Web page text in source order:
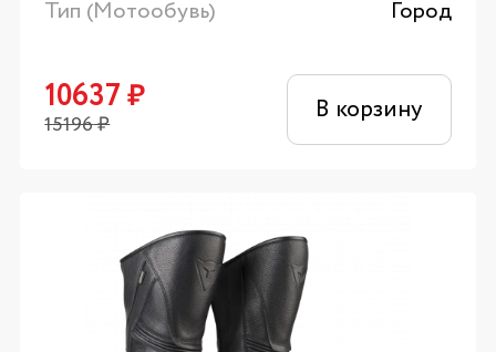
Тип (Мотообувь)
Город
10637₽
15196₽ В корзину